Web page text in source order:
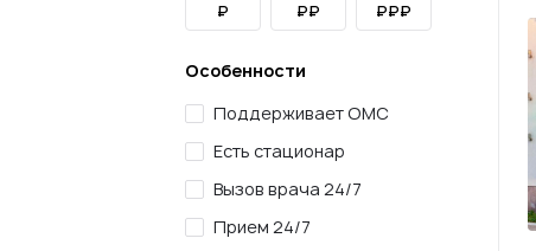
₽ ₽₽ ₽₽₽
Особенности
Поддерживает ОМС
Есть стационар
Вызов врача 24/7
Прием 24/7